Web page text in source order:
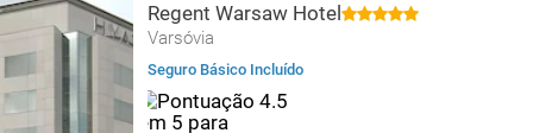
Regent Warsaw Hotel
Varsóvia
Seguro Básico Incluído